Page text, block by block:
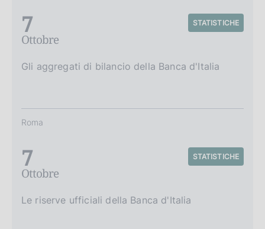
7
Ottobre
STATISTICHE
Gli aggregati di bilancio della Banca d'Italia
Roma
7
Ottobre
STATISTICHE
Le riserve ufficiali della Banca d'Italia